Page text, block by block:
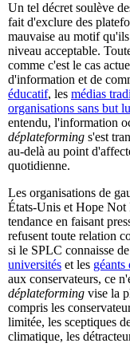
Un tel décret soulève
fait d'exclure des
mauvaise au motif
niveau acceptable.
comme c'est le cas
d'information et de
éducatif, les médias
organisations sans but
entendu, l'information
déplateforming s'est
au-delà au point
quotidienne.
Les organisations de
États-Unis et Hope Not
tendance en faisant
refusent toute relation
si le SPLC connaisse
universités et les géants
aux conservateurs, ce
déplateforming vise la
compris les
limitée, les sceptiques
climatique, les